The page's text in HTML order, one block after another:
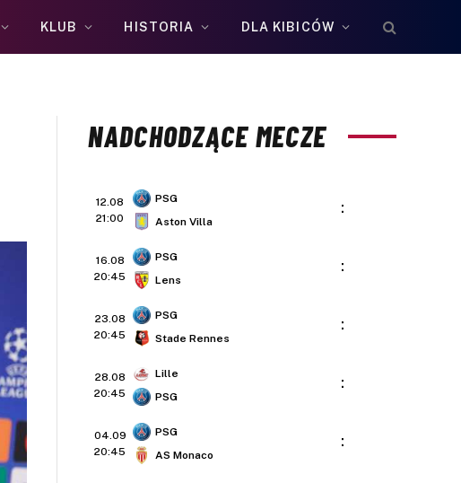
KLUB HISTORIA DLA KIBICÓW
NADCHODZĄCE MECZE
12.08
21:00
PSG
Aston Villa
:
16.08
20:45
PSG
Lens
:
23.08
20:45
PSG
Stade Rennes
:
28.08
20:45
Lille
PSG
:
04.09
20:45
PSG
AS Monaco
: